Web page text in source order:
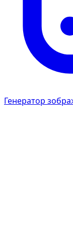
Генератор